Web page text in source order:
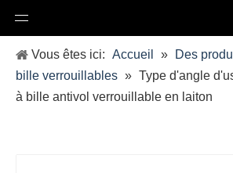
Vous êtes ici: Accueil » Des
bille verrouillables » Type d'angle
à bille antivol verrouillable en laiton